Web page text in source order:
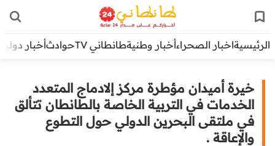
الرئيسيةاخبار الصحراءأخبار وطنيةطانطاني TV حوادثأخبار دولية
خيرة أميدان مؤطرة مركز إلادماج المتعدد
الخدمات في التربية الخاصة بالطانطان تتألق
في ملتقى البحرين الدولي حول التطوع
والإعاقة .